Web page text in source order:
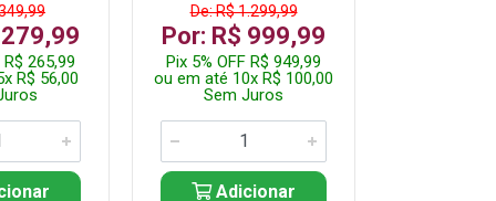
R$ 265,99
R$ 56,00
De: R$ 1.299,99
Por: R$ 999,99
Pix 5% OFF R$ 949,99
ou em até 10x R$ 100,00
Sem Juros
Adicionar